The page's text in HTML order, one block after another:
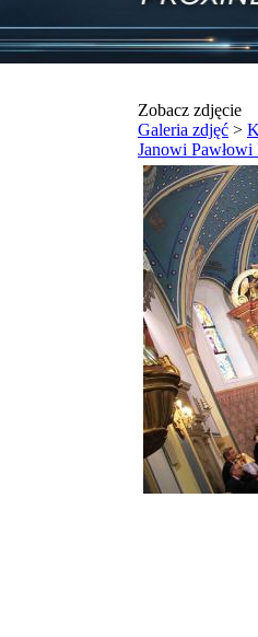
Zobacz zdjęcie
Galeria zdjęć >
Janowi Pawłowi